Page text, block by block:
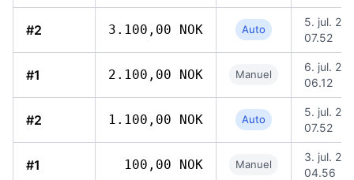
#2 3.100,00 NOK Auto
5. jul.
07.52
#1 2.100,00 NOK Manuel
6. jul.
06.12
#2 1.100,00 NOK Auto
5. jul.
07.52
#1 100,00 NOK Manuel
3. jul.
04.56